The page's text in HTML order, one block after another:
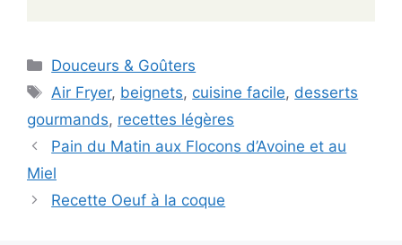
Categories
Douceurs & Goûters
Tags
Air Fryer, beignets, cuisine facile, desserts
gourmands, recettes légères
Pain du Matin aux Flocons d’Avoine et au
Miel
Recette Oeuf à la coque